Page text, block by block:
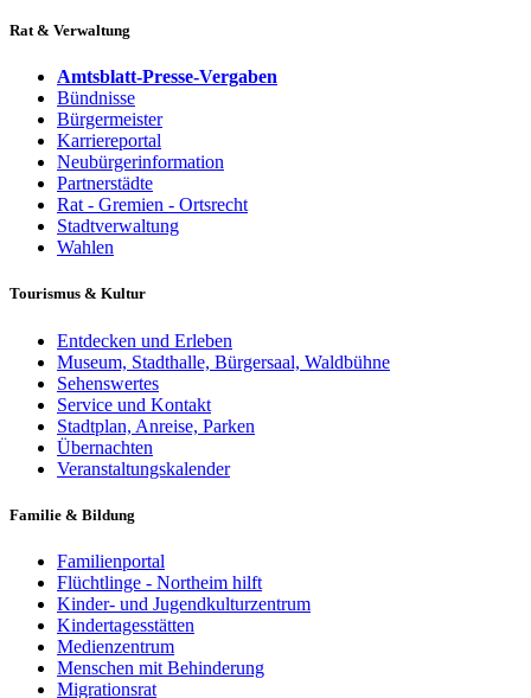
Rat & Verwaltung
Amtsblatt-Presse-Vergaben
Bündnisse
Bürgermeister
Karriereportal
Neubürgerinformation
Partnerstädte
Rat - Gremien - Ortsrecht
Stadtverwaltung
Wahlen
Tourismus & Kultur
Entdecken und Erleben
Museum, Stadthalle, Bürgersaal, Waldbühne
Sehenswertes
Service und Kontakt
Stadtplan, Anreise, Parken
Übernachten
Veranstaltungskalender
Familie & Bildung
Familienportal
Flüchtlinge - Northeim hilft
Kinder- und Jugendkulturzentrum
Kindertagesstätten
Medienzentrum
Menschen mit Behinderung
Migrationsrat